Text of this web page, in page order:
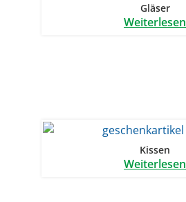
Gläser
Weiterlesen
Kissen
Weiterlesen